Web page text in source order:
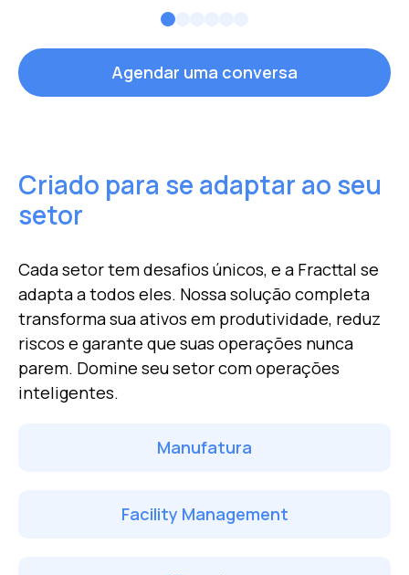
Agendar uma conversa
Criado para se adaptar ao seu
setor
Cada setor tem desafios únicos, e a Fracttal se
adapta a todos eles. Nossa solução completa
transforma suaativos em produtividade, reduz
riscos e garante que suas operações nunca
parem. Domine seu setor com operações
inteligentes.
Manufatura
Facility Management